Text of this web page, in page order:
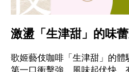
激盪「生津甜」的味
歌姬藝伎咖啡「生津甜」的體
第一口衝擊強、風味起伏快